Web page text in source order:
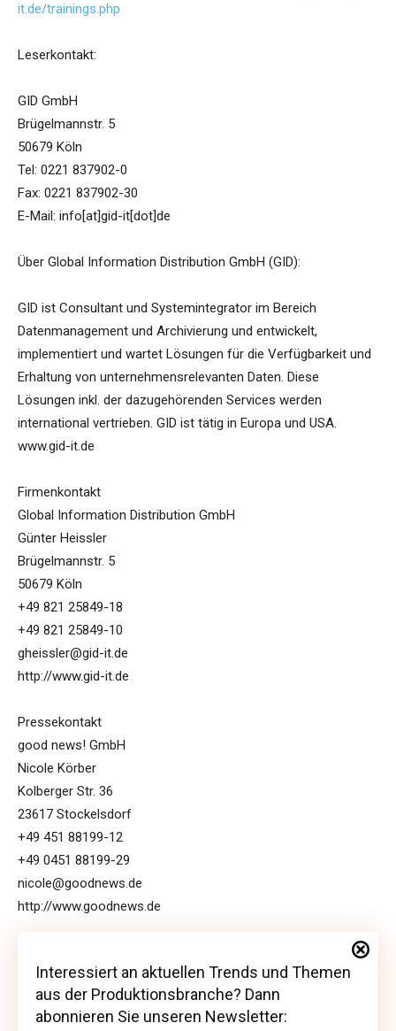
it.de/trainings.php
Leserkontakt:
GID GmbH
Brügelmannstr. 5
50679 Köln
Tel: 0221 837902-0
Fax: 0221 837902-30
E-Mail: info[at]gid-it[dot]de
Über Global Information Distribution GmbH (GID):
GID ist Consultant und Systemintegrator im Bereich
Datenmanagement und Archivierung und entwickelt,
implementiert und wartet Lösungen für die Verfügbarkeit und
Erhaltung von unternehmensrelevanten Daten. Diese
Lösungen inkl. der dazugehörenden Services werden
international vertrieben. GID ist tätig in Europa und USA.
www.gid-it.de
Firmenkontakt
Global Information Distribution GmbH
Günter Heissler
Brügelmannstr. 5
50679 Köln
+49 821 25849-18
+49 821 25849-10
gheissler@gid-it.de
http://www.gid-it.de
Pressekontakt
good news! GmbH
Nicole Körber
Kolberger Str. 36
23617 Stockelsdorf
+49 451 88199-12
+49 0451 88199-29
nicole@goodnews.de
http://www.goodnews.de
Interessiert an aktuellen Trends und Themen
aus der Produktionsbranche? Dann abonnieren
Sie unseren Newsletter:
Interessiert an aktuellen Trends und Themen
aus der Produktionsbranche? Dann
abonnieren Sie unseren Newsletter: